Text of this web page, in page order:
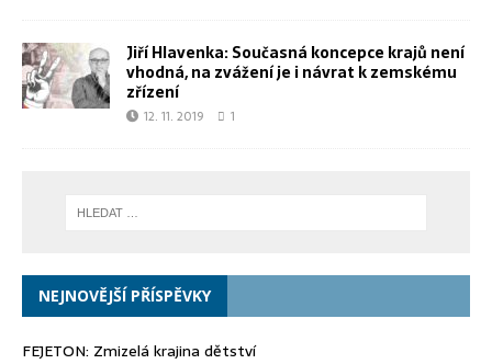
Jiří Hlavenka: Současná koncepce krajů není
vhodná, na zvážení je i návrat k zemskému
zřízení
12. 11. 2019 1
NEJNOVĚJŠÍ PŘÍSPĚVKY
FEJETON: Zmizelá krajina dětství